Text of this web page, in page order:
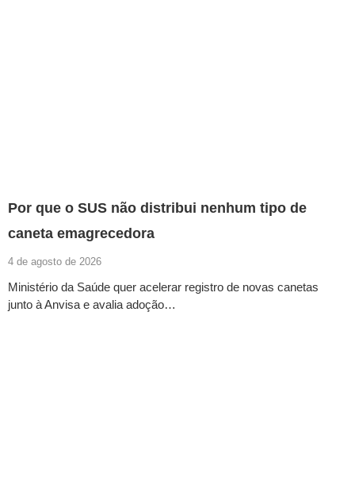
Por que o SUS não distribui nenhum tipo de
caneta emagrecedora
4 de agosto de 2026
Ministério da Saúde quer acelerar registro de novas canetas
junto à Anvisa e avalia adoção…